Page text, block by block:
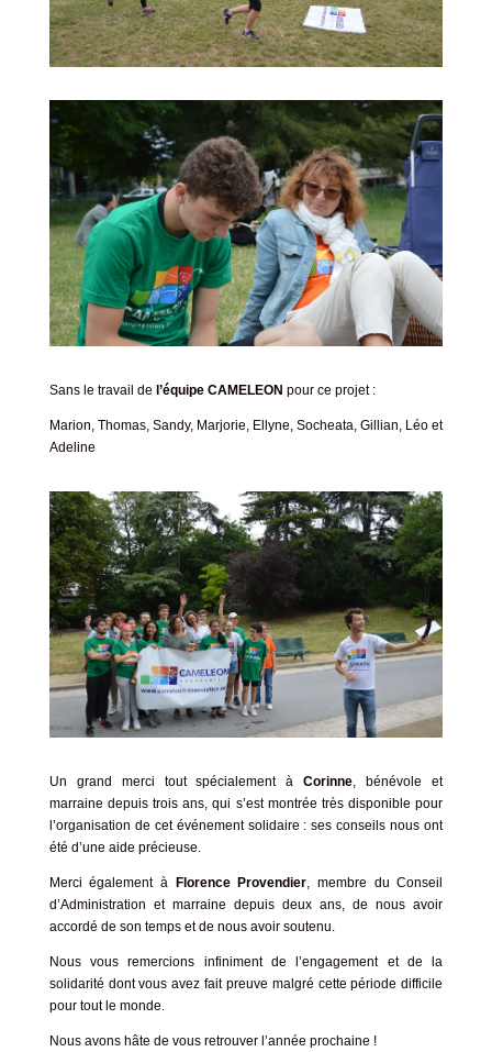
Sans le travail de l’équipe CAMELEON pour ce projet :
Marion, Thomas, Sandy, Marjorie, Ellyne, Socheata, Gillian, Léo et
Adeline
Un grand merci tout spécialement àCorinne , bénévole et
marraine depuis trois ans, qui s’est montrée très disponible pour
l’organisation de cet événement solidaire : ses conseils nous ont
été d’une aide précieuse.
Merci également à Florence Provendier , membre du Conseil
d’Administration et marraine depuis deux ans, de nous avoir
accordé de son temps et de nous avoir soutenu.
Nous vous remercions infiniment de l’engagement et de la
solidarité dont vous avez fait preuve malgré cette période difficile
pour tout le monde.
Nous avons hâte de vous retrouver l’année prochaine !